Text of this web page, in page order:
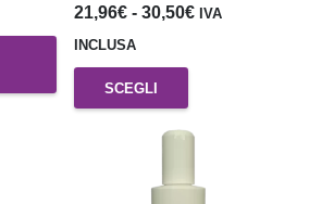
21,96€ - 30,50€Fascia
21,96€
30,50€
IVA
INCLUSA
SCEGLI
prodotto
ha